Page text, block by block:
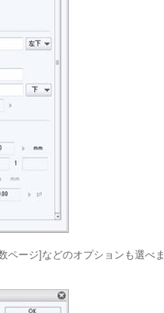
ページ]などのオプションも選べま